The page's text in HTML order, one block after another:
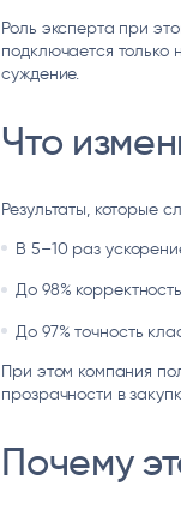
Роль эксперта при
подключается только
суждение.
Что
Результаты, которые
В 5–10 раз
До 98%
До 97% точность
При этом компания
прозрачности в
Почему